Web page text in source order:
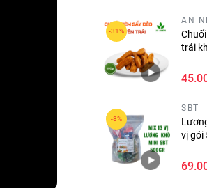
AN
trái
SBT
vị gói